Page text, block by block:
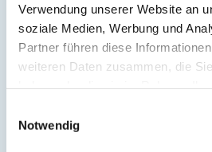
Verwendung unserer Website an
soziale Medien, Werbung und
Partner führen diese
weiteren Daten zusammen, die
Notwendig
Beschreibung
Das Haus befindet sich in ruhiger
und Terrasse laden zum Ausruhen,
gemütlichen Grillabenden ein. Auf
Wegen rund um Rabenkirchen
Wanderer ihrem Sport nachgehen.